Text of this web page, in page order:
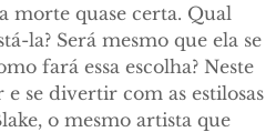
morte quase certa. Qual
la? Será mesmo que ela se
fará essa escolha? Neste
se divertir com as estilosas
o mesmo artista que